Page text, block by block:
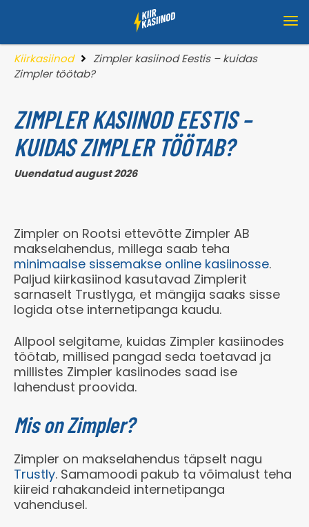
Kiirkasiinod
Zimpler kasiinod Eestis – kuidas
Zimpler töötab?
ZIMPLER KASIINOD EESTIS –
KUIDAS ZIMPLER TÖÖTAB?
Uuendatud august 2026
Zimpler on Rootsi ettevõtte Zimpler AB
makselahendus, millega saab teha
minimaalse sissemakse online kasiinosse.
Paljud kiirkasiinod kasutavad Zimplerit
sarnaselt Trustlyga, et mängija saaks sisse
logida otse internetipanga kaudu.
Allpool selgitame, kuidas Zimpler kasiinodes
töötab, millised pangad seda toetavad ja
millistes Zimpler kasiinodes saad ise
lahendust proovida.
Mis on Zimpler?
Zimpler on makselahendus täpselt nagu
Trustly. Samamoodi pakub ta võimalust teha
kiireid rahakandeid internetipanga
vahendusel.